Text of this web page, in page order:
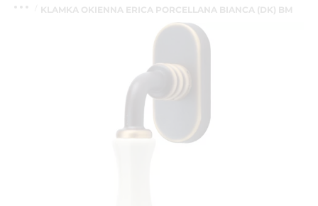
KLAMKA OKIENNA ERICA PORCELLANA BIANCA (DK) BM